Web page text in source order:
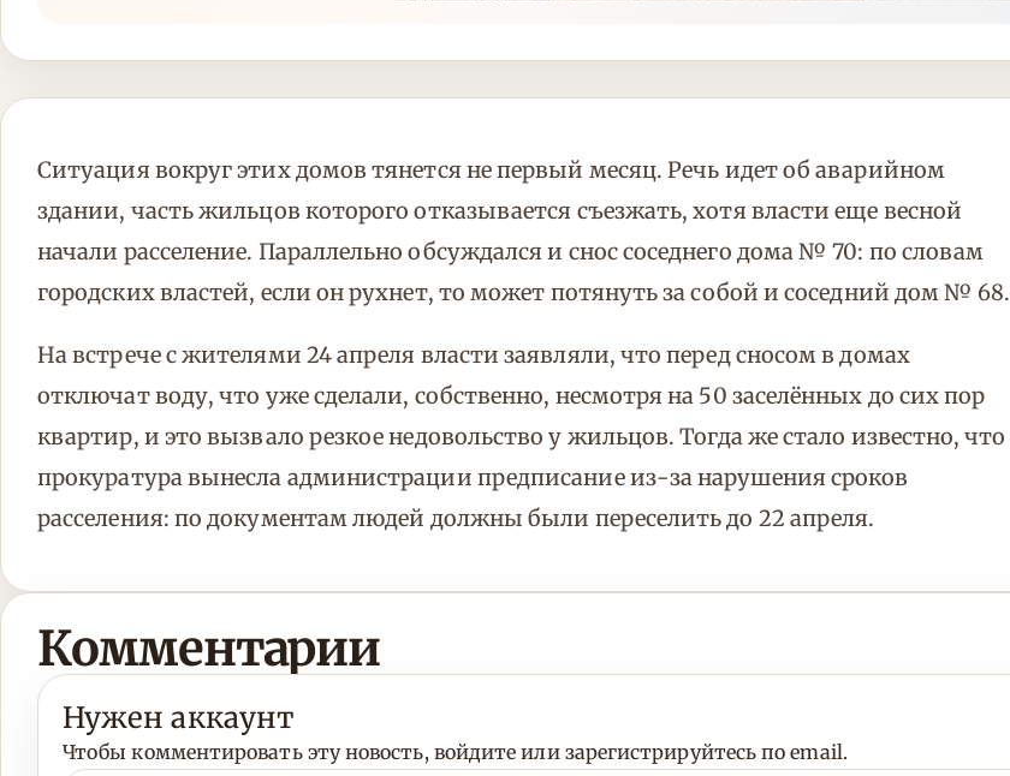
Ситуация вокруг этих домов тянется не первый месяц. Речь идет об аварийном
здании, часть жильцов которого отказывается съезжать, хотя власти еще весной
начали расселение. Параллельно обсуждался и снос соседнего дома № 70: по словам
городских властей, если он рухнет, то может потянуть за собой и соседний дом № 68.
На встрече с жителями 24 апреля власти заявляли, что перед сносом в домах
отключат воду, что уже сделали, собственно, несмотря на 50 заселённых до сих пор
квартир, и это вызвало резкое недовольство у жильцов. Тогда же стало известно, что
прокуратура вынесла администрации предписание из-за нарушения сроков
расселения: по документам людей должны были переселить до 22 апреля.
Комментарии
Нужен аккаунт
Чтобы комментировать эту новость, войдите или зарегистрируйтесь по email.